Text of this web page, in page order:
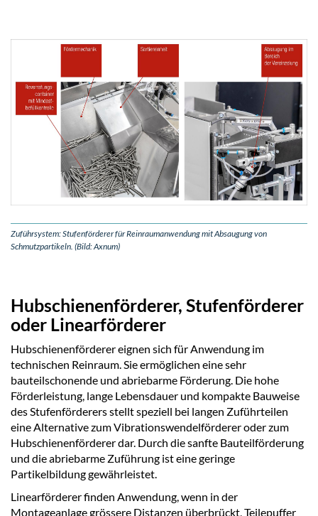
Zuführsystem: Stufenförderer für Reinraumanwendung mit Absaugung von
Schmutzpartikeln. (Bild: Axnum)
Hubschienenförderer, Stufenförderer
oder Linearförderer
Hubschienenförderer eignen sich für Anwendung im
technischen Reinraum. Sie ermöglichen eine sehr
bauteilschonende und abriebarme Förderung. Die hohe
Förderleistung, lange Lebensdauer und kompakte Bauweise
des Stufenförderers stellt speziell bei langen Zuführteilen
eine Alternative zum Vibrationswendelförderer oder zum
Hubschienenförderer dar. Durch die sanfte Bauteilförderung
und die abriebarme Zuführung ist eine geringe
Partikelbildung gewährleistet.
Linearförderer finden Anwendung, wenn in der
Montageanlage grössere Distanzen überbrückt, Teilepuffer